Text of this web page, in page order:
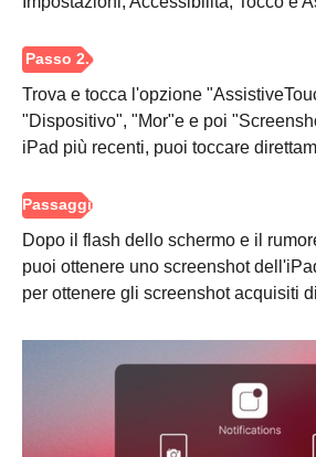
Trova e tocca l'opzione
"Dispositivo", "Mor"e e poi
iPad più recenti, puoi toccare
Dopo il flash dello schermo e il
puoi ottenere uno screenshot
per ottenere gli screenshot acquisiti